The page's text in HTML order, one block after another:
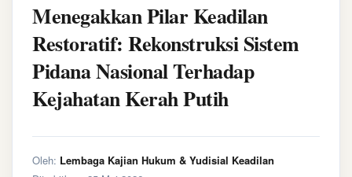
Menegakkan Pilar Keadilan
Restoratif: Rekonstruksi Sistem
Pidana Nasional Terhadap
Kejahatan Kerah Putih
Oleh: Lembaga Kajian Hukum & Yudisial Keadilan